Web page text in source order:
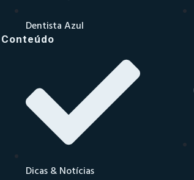
Dentista Azul
Conteúdo
Dicas & Notícias